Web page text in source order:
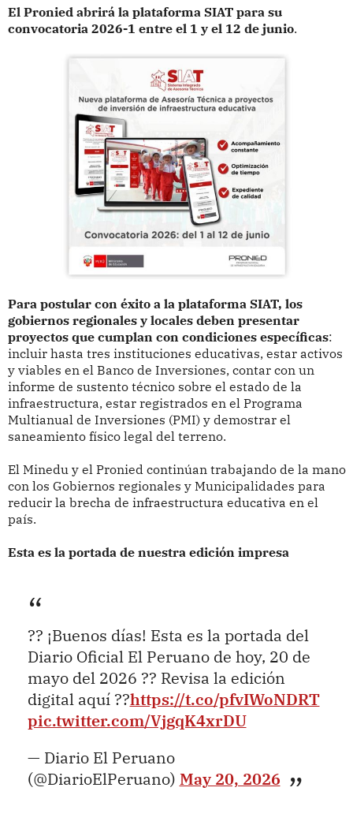
El Pronied abrirá la plataforma SIAT para su
convocatoria 2026-1 entre el 1 y el 12 de junio.
Para postular con éxito a la plataforma SIAT, los
gobiernos regionales y locales deben presentar
proyectos que cumplan con condiciones específicas:
incluir hasta tres instituciones educativas, estar activos
y viables en el Banco de Inversiones, contar con un
informe de sustento técnico sobre el estado de la
infraestructura, estar registrados en el Programa
Multianual de Inversiones (PMI) y demostrar el
saneamiento físico legal del terreno.
El Minedu y el Pronied continúan trabajando de la mano
con los Gobiernos regionales y Municipalidades para
reducir la brecha de infraestructura educativa en el
país.
Esta es la portada de nuestra edición impresa
?? ¡Buenos días! Esta es la portada del
Diario Oficial El Peruano de hoy, 20 de
mayo del 2026 ?? Revisa la edición
digital aquí ??https://t.co/pfvIWoNDRT
pic.twitter.com/VjgqK4xrDU
— Diario El Peruano
(@DiarioElPeruano) May 20, 2026